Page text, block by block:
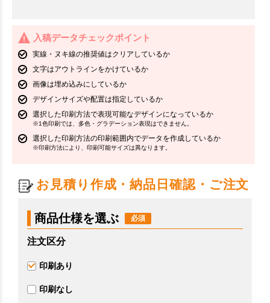
入稿データチェックポイント
実線・ヌキ線の推奨値はクリアしているか
文字はアウトラインをかけているか
画像は埋め込みにしているか
デザインサイズや配置は指定しているか
選択した印刷方法で表現可能なデザインになっているか
※1色印刷では、多色・グラデーション表現はできません。
選択した印刷方法の印刷範囲内でデータを作成しているか
※印刷方法により、印刷可能サイズは異なります。
お見積り作成・納品日確認・ご注文
商品仕様を選ぶ
注文区分
印刷あり
印刷なし